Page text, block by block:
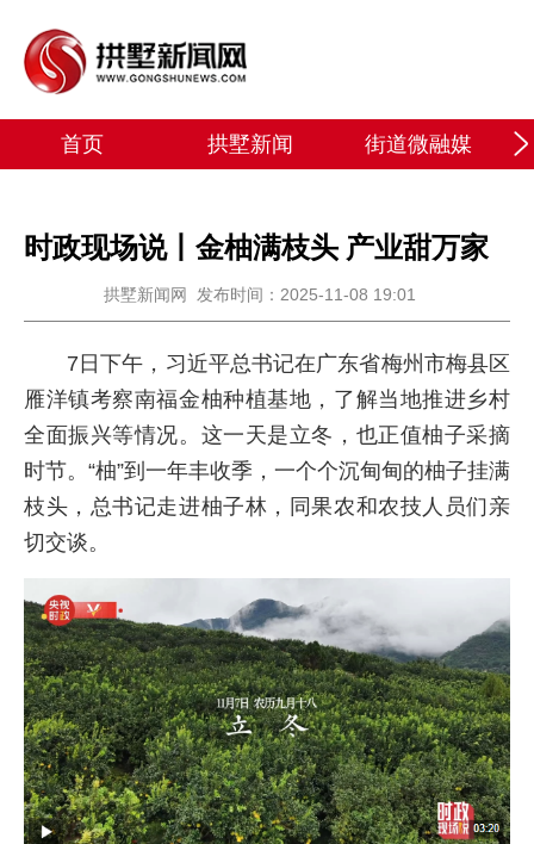
首页 拱墅新闻 街道微融媒
时政现场说丨金柚满枝头 产业甜万家
拱墅新闻网 发布时间：2025-11-08 19:01
7日下午，习近平总书记在广东省梅州市梅县区
雁洋镇考察南福金柚种植基地，了解当地推进乡村
全面振兴等情况。这一天是立冬，也正值柚子采摘
时节。“柚”到一年丰收季，一个个沉甸甸的柚子挂满
枝头，总书记走进柚子林，同果农和农技人员们亲
切交谈。